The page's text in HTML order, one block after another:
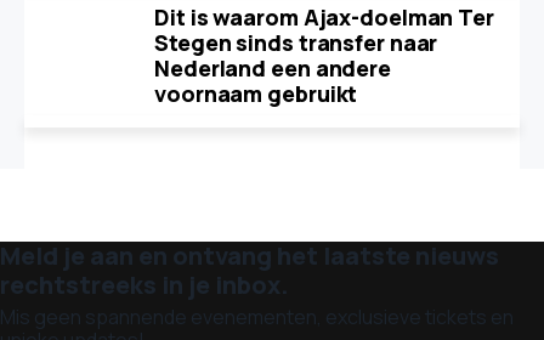
Dit is waarom Ajax-doelman Ter
Stegen sinds transfer naar
Nederland een andere
voornaam gebruikt
Meld je aan en ontvang het laatste nieuws
rechtstreeks in je inbox.
Mis geen spannende evenementen, exclusieve tickets en